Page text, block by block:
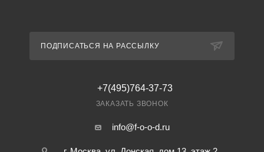
ПОДПИСАТЬСЯ НА РАССЫЛКУ
+7(495)764-37-73
ЗАКАЗАТЬ ЗВОНОК
info@f-o-o-d.ru